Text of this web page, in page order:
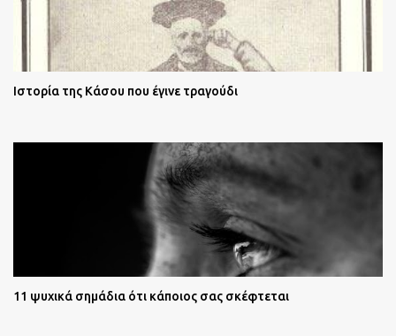
Ιστορία της Κάσου που έγινε τραγούδι
11 ψυχικά σημάδια ότι κάποιος σας σκέφτεται